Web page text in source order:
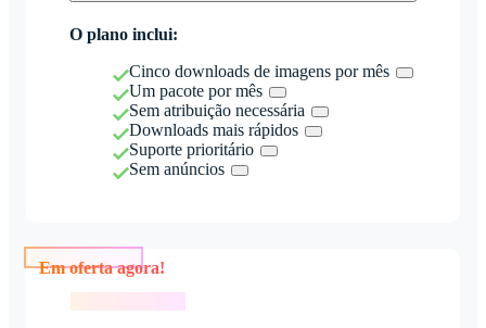
O plano inclui:
Cinco downloads de imagens por mês
Um pacote por mês
Sem atribuição necessária
Downloads mais rápidos
Suporte prioritário
Sem anúncios